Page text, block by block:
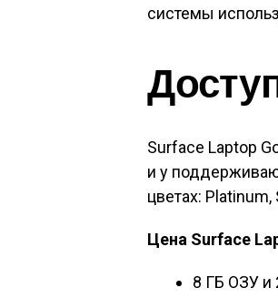
системы
Surface Laptop
и у
цветах:
Цена Surface
8 ГБ ОЗУ и